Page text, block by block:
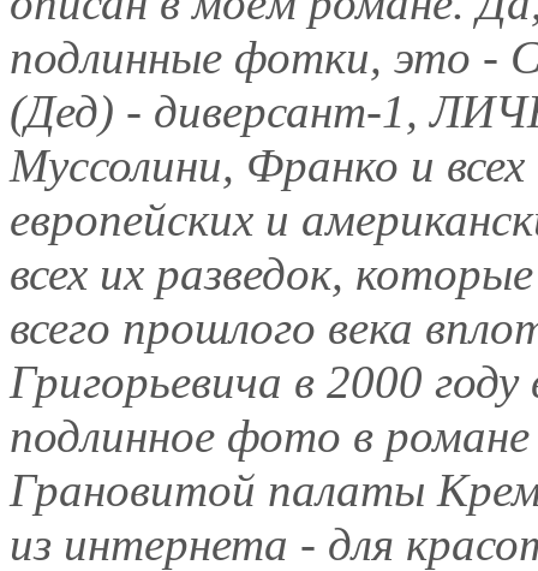
подлинные фотки, это -
(Дед) - диверсант-1,
Муссолини, Франко и
европейских и
всех их разведок,
всего прошлого века
Григорьевича в 2000
подлинное фото в
Грановитой палаты
из интернета - для